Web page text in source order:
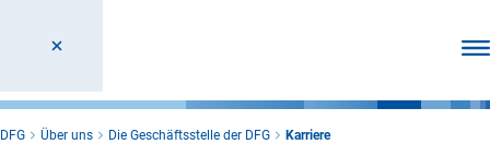
DFG Über uns Die Geschäftsstelle der DFG Karriere